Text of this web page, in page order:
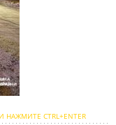
CTRL+ENTER